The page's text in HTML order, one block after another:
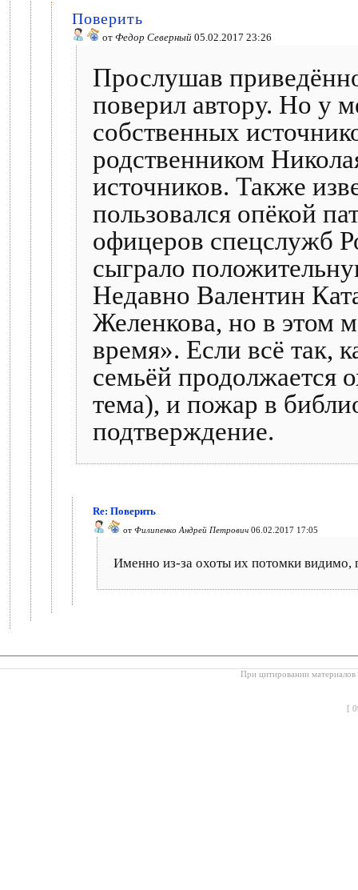
Поверить
от Федор Северный 05.02.2017 23:26
Прослушав
поверил автору. Но у
собственных
родственником
источников. Также
пользовался опёкой
офицеров спецслужб
сыграло
Недавно Валентин
Желенкова, но в этом
время». Если всё так,
семьёй продолжается
тема), и пожар в
подтверждение.
Re: Поверить
от Филипенко Андрей Петрович 06.02.2017 17:05
Именно из-за охоты их потомки видимо,
При цитировании материалов
[